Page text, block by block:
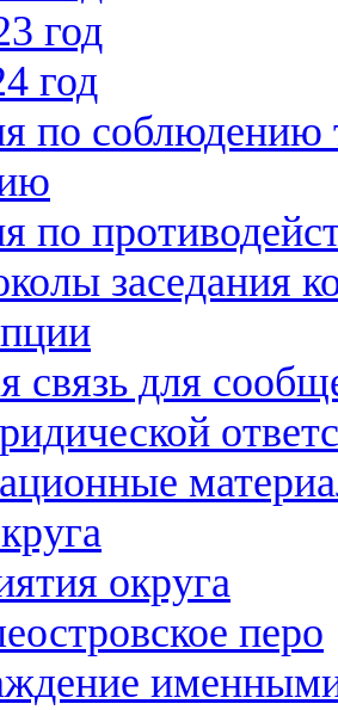
год
год
по соблюдению
по
заседания
связь для
округа
перо